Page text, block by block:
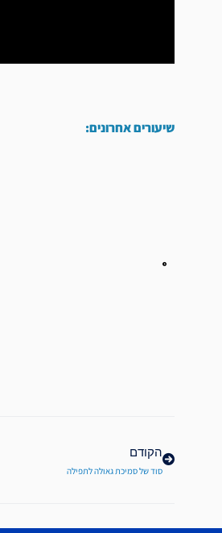
שיעורים אחרונים:
הקודם
סוד של סמיכת גאולה לתפילה